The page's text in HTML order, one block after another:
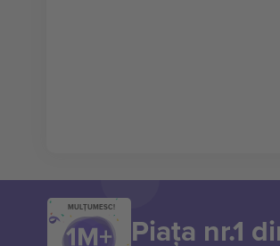
MULȚUMESC!
Piața nr.1